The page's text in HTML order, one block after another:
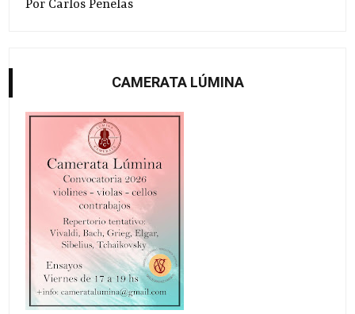
Por Carlos Penelas
CAMERATA LÚMINA